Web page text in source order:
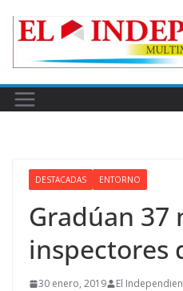
DESTACADAS ENTORNO
Gradúan 37
inspectores
30 enero, 2019 El